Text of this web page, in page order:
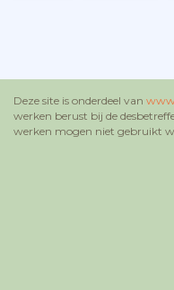
Deze site is onderdeel van
werken berust bij de
werken mogen niet gebruikt